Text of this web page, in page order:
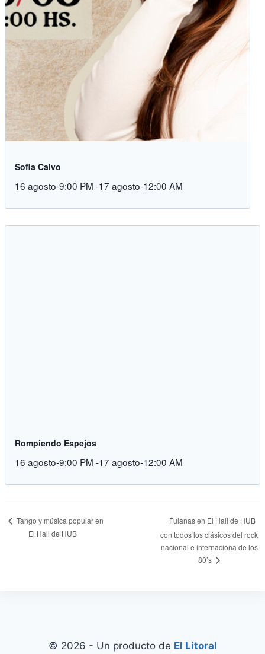
Sofia Calvo
16 agosto-9:00 PM -17 agosto-12:00 AM
Rompiendo Espejos
16 agosto-9:00 PM -17 agosto-12:00 AM
Tango y música popular en
El Hall de HUB
Fulanas en El Hall de HUB
con todos los clásicos del rock
nacional e internaciona de los
80’s
© 2026 - Un producto de El Litoral